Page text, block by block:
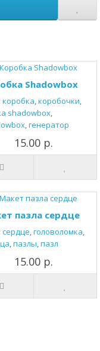
Shadowbox
коробка,коробочки,
shadowbox,
,генератор
15.00 р.
пазла сердце
сердце,головоломка,
,пазлы,пазл
15.00 р.